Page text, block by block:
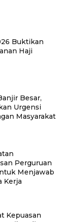
Buktikan
Haji
Besar,
Urgensi
Masyarakat
Perguruan
Menjawab
Kerja
Kepuasan